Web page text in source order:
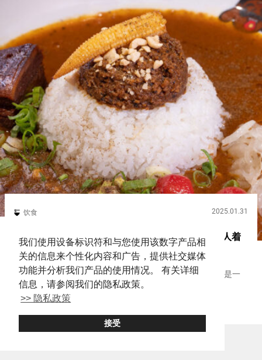
我们使用设备标识符和与您使用该数字产品相
关的信息来个性化内容和广告，提供社交媒体
功能并分析我们产品的使用情况。 有关详细
信息，请参阅我们的隐私政策。
>> 隐私政策
接受
饮食 2025.01.31
辣味爱好者注意！神田的咖喱店 独一无二的味道令人着
迷【辣味咖喱鬼金棒】
拉面店的『鬼金棒（Kikanbō）』在喜欢激辣味拉面的人中是一
个知名的热门店。 『辣味咖喱鬼金棒（Karashibi Curry
Kikanbō）』是『鬼金棒（Kikanbō）』在２０２２年开设的专门